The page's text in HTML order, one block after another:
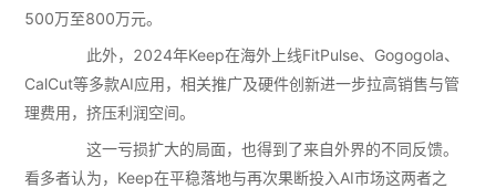
500万至800万元。
此外，2024年Keep在海外上线FitPulse、Gogogola、
CalCut等多款AI应用，相关推广及硬件创新进一步拉高销售与管
理费用，挤压利润空间。
这一亏损扩大的局面，也得到了来自外界的不同反馈。
看多者认为，Keep在平稳落地与再次果断投入AI市场这两者之